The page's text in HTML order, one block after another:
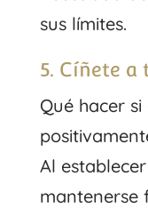
sus límites.
5. Cíñete a
Qué hacer
Al
mantenerse